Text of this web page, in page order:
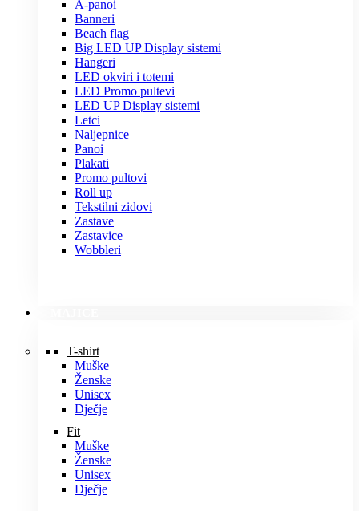
A-panoi
Banneri
Beach flag
Big LED UP Display sistemi
Hangeri
LED okviri i totemi
LED Promo pultevi
LED UP Display sistemi
Letci
Naljepnice
Panoi
Plakati
Promo pultovi
Roll up
Tekstilni zidovi
Zastave
Zastavice
Wobbleri
T-shirt
Muške
Ženske
Unisex
Dječje
Fit
Muške
Ženske
Unisex
Dječje